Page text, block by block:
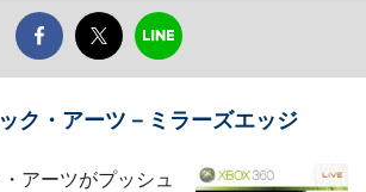
ク・アーツ－ミラーズエッジ
アーツがプッシュ